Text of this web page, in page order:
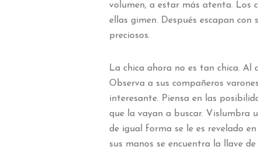
volumen, a estar más atenta. Los
ellas gimen. Después escapan
preciosos.
La chica ahora no es tan chica. Al
Observa a sus compañeros
interesante. Piensa en las
que la vayan a buscar. Vislumbra
de igual forma se le es revelado
sus manos se encuentra la llave